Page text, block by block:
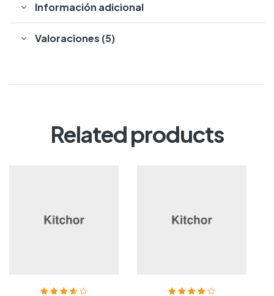
Información adicional
Valoraciones (5)
Related products